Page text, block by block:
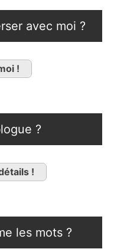
avec moi ?
!
?
!
les mots ?